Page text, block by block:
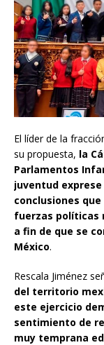
El líder de la
su propuesta, la
Parlamentos
juventud
conclusiones
fuerzas políticas
a fin de que se
México.
Rescala Jiménez
del territorio
este ejercicio
sentimiento de
muy temprana